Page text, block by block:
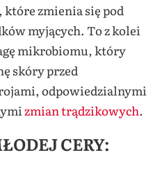
które zmienia się pod
myjących. To z kolei
mikrobiomu, który
skóry przed
odpowiedzialnymi
zmian trądzikowych.
CERY: